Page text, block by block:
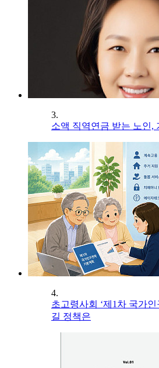
3.
소액 직역연금 받는 노인,
4.
초고령사회 ‘제1차 국가
길 정책은